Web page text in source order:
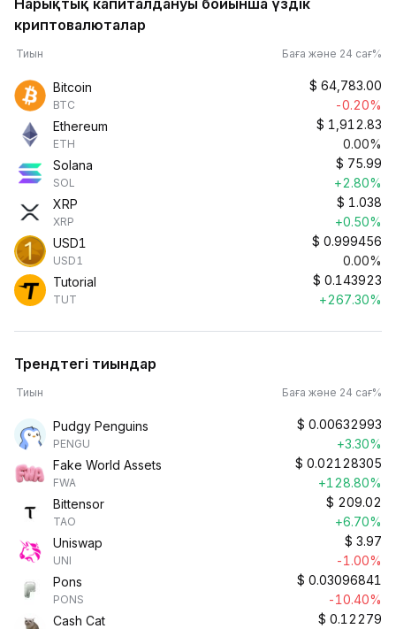
Нарықтық капиталдануы бойынша үздік
криптовалюталар
Тиын Баға және 24 сағ%
Bitcoin
BTC
$ 64,783.00
-0.20%
Ethereum
ETH
$ 1,912.83
0.00%
Solana
SOL
$ 75.99
+2.80%
XRP
XRP
$ 1.038
+0.50%
USD1
USD1
$ 0.999456
0.00%
Tutorial
TUT
$ 0.143923
+267.30%
Трендтегі тиындар
Тиын Баға және 24 сағ%
Pudgy Penguins
PENGU
$ 0.00632993
+3.30%
Fake World Assets
FWA
$ 0.02128305
+128.80%
Bittensor
TAO
$ 209.02
+6.70%
Uniswap
UNI
$ 3.97
-1.00%
Pons
PONS
$ 0.03096841
-10.40%
Cash Cat
$ 0.12279